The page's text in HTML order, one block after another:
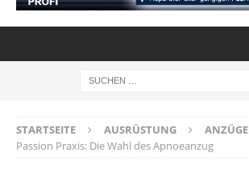
STARTSEITE AUSRÜSTUNG ANZÜGE
Passion Praxis: Die Wahl des Apnoeanzug